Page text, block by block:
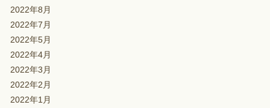
2022年8月
2022年7月
2022年5月
2022年4月
2022年3月
2022年2月
2022年1月